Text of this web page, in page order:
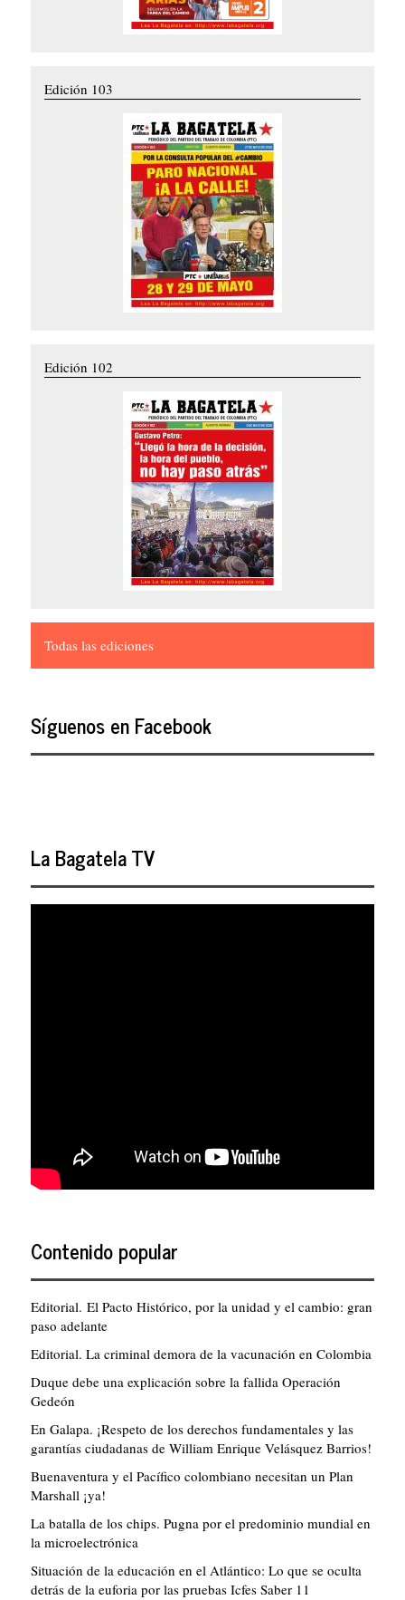
Edición 103
Edición 102
Todas las ediciones
Síguenos en Facebook
La Bagatela TV
Contenido popular
Editorial. El Pacto Histórico, por la unidad y el cambio: gran
paso adelante
Editorial. La criminal demora de la vacunación en Colombia
Duque debe una explicación sobre la fallida Operación
Gedeón
En Galapa. ¡Respeto de los derechos fundamentales y las
garantías ciudadanas de William Enrique Velásquez Barrios!
Buenaventura y el Pacífico colombiano necesitan un Plan
Marshall ¡ya!
La batalla de los chips. Pugna por el predominio mundial en
la microelectrónica
Situación de la educación en el Atlántico: Lo que se oculta
detrás de la euforia por las pruebas Icfes Saber 11